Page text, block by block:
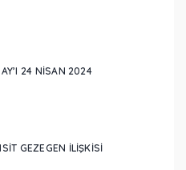
24 NISAN 2024
GEZEGEN ILIŞKISI